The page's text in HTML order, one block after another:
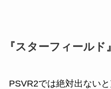
『スターフィール
PSVR2では絶対出ない